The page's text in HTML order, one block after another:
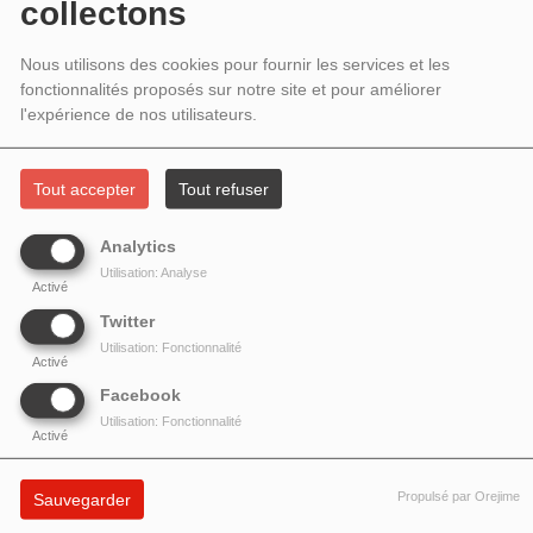
collectons
Nous utilisons des cookies pour fournir les services et les
fonctionnalités proposés sur notre site et pour améliorer
l'expérience de nos utilisateurs.
Tout accepter Tout refuser
Analytics
Activé
Utilisation: Analyse
Twitter
Activé
Utilisation: Fonctionnalité
Facebook
Activé
Utilisation: Fonctionnalité
Sauvegarder Propulsé par Orejime
ACCORDÉONISTE ET ENNIO
MARROCCO, MAIRE DE CERVARO
Invités : l'accordéoniste
deGréco,Barbara